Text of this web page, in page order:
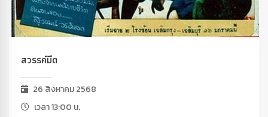
สวรรค์มืด
26 สิงหาคม 2568
เวลา 13:00 น.